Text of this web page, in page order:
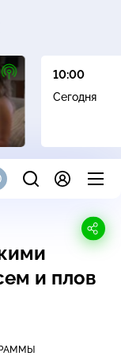
10:00
Сегодня
и плов